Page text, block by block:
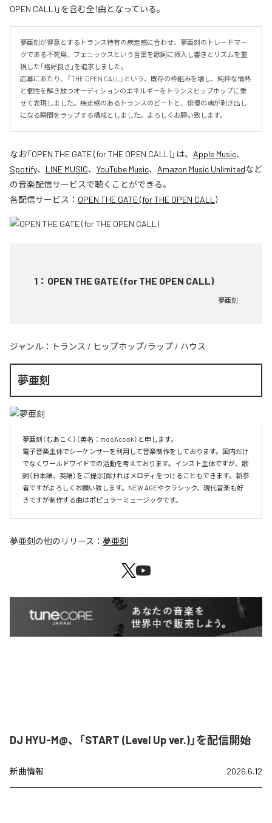
OPEN CALL)」を含む全1曲となっている。
夢亜刻が得意とするトランス特有の疾走感に合わせ、夢亜刻のトレードマー
クである不死鳥、フェニックスという言葉を歌詞に挿入し響きとリズムを重
視した「格好良さ」を追求しました。
応募にあたり、『THE OPEN CALL』という、既存の枠組みを壊し、純粋な情熱
と個性を解き放つオーディションのエネルギーをトランスヒップホップに乗
せて表現しました。疾走感のあるトランスのビートと、俳優の魂が剥き出し
になる瞬間をラップする構成としました。よろしくお願い致します。
なお「OPEN THE GATE (for THE OPEN CALL)」は、 Apple Music、
Spotify、 LINE MUSIC、 YouTube Music、 Amazon Music Unlimitedなど
の音楽配信サービスで聴くことができる。
各配信サービス： OPEN THE GATE (for THE OPEN CALL)
1 ： OPEN THE GATE (for THE OPEN CALL)
夢亜刻
ジャンル： トランス / ヒップホップ/ラップ / ハウス
夢亜刻
夢亜刻（むあこく）（英名：mooAcook）と申します。
電子音楽主体でシーケンサーを利用して音楽制作をしております。国内だけ
でなくワールドワイドでの活動を考えております。インスト主体ですが、歌
詞（日本語、英語）をご提示頂ければメロディをつけることもできます。新参
者ですがよろしくお願い致します。NEW AGEやクラシック、現代音楽も好
きですが制作する曲はポピュラーミュージックです。
夢亜刻 の他のリリース： 夢亜刻
DJ HYU-M@、「START (Level Up ver.)」を配信開始
新曲情報 2026.6.12